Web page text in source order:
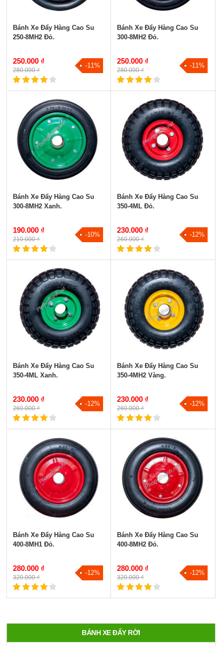
Bánh Xe Đẩy Hàng Cao Su
250-8MH2 Đỏ.
250.000 ₫
280.000 ₫
-11%
Bánh Xe Đẩy Hàng Cao Su
300-8MH2 Đỏ.
250.000 ₫
280.000 ₫
-11%
Bánh Xe Đẩy Hàng Cao Su
300-8MH2 Xanh.
190.000 ₫
210.000 ₫
-10%
Bánh Xe Đẩy Hàng Cao Su
350-4ML Đỏ.
230.000 ₫
260.000 ₫
-12%
Bánh Xe Đẩy Hàng Cao Su
350-4ML Xanh.
230.000 ₫
260.000 ₫
-12%
Bánh Xe Đẩy Hàng Cao Su
350-4MH2 Vàng.
230.000 ₫
260.000 ₫
-12%
Bánh Xe Đẩy Hàng Cao Su
400-8MH1 Đỏ.
280.000 ₫
320.000 ₫
-12%
Bánh Xe Đẩy Hàng Cao Su
400-8MH2 Đỏ.
280.000 ₫
320.000 ₫
-12%
BÁNH XE ĐẨY RỜI